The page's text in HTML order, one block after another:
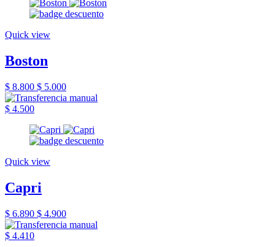
Quick view
Boston
$ 8.800 $ 5.000
$ 4.500
Quick view
Capri
$ 6.890 $ 4.900
$ 4.410